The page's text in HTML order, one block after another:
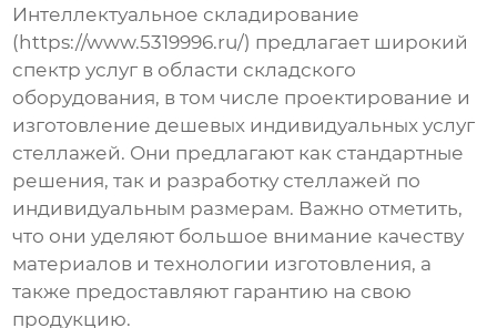
Интеллектуальное складирование
(https://www.5319996.ru/) предлагает широкий
спектр услуг в области складского
оборудования, в том числе проектирование и
изготовлениедешевых индивидуальных услуг
стеллажей. Они предлагают как стандартные
решения, так и разработку стеллажей по
индивидуальным размерам. Важно отметить,
что они уделяют большое внимание качеству
материалов и технологии изготовления, а
также предоставляют гарантию на свою
продукцию.